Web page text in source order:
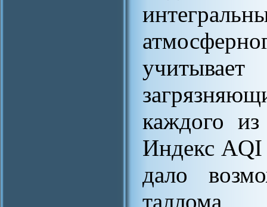
каждого
Индекс AQI
дало
таллома